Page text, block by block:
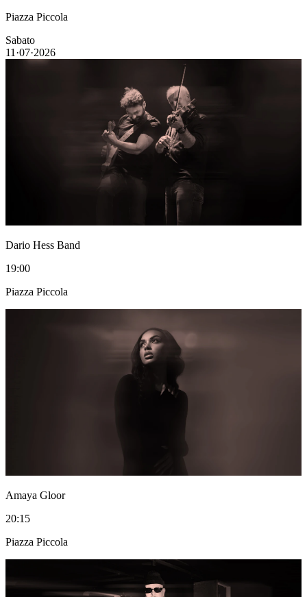
Piazza Piccola
Sabato
11·07·2026
Dario Hess Band
19:00
Piazza Piccola
Amaya Gloor
20:15
Piazza Piccola